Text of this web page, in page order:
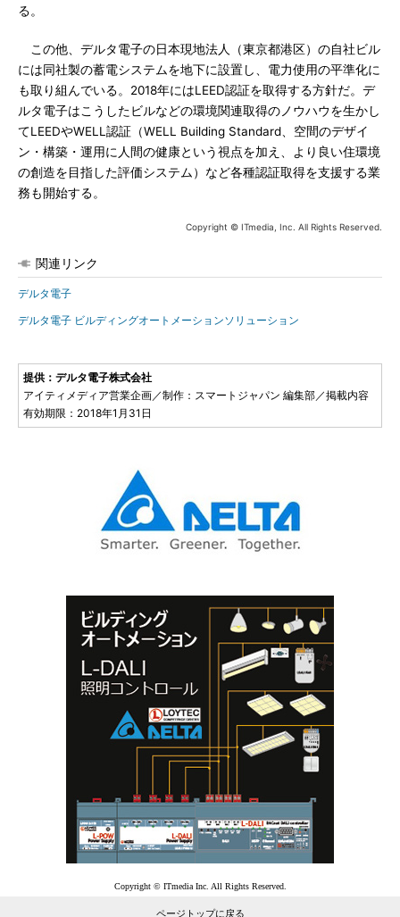
る。
この他、デルタ電子の日本現地法人（東京都港区）の自社ビル
には同社製の蓄電システムを地下に設置し、電力使用の平準化に
も取り組んでいる。2018年にはLEED認証を取得する方針だ。デ
ルタ電子はこうしたビルなどの環境関連取得のノウハウを生かし
てLEEDやWELL認証（WELL Building Standard、空間のデザイ
ン・構築・運用に人間の健康という視点を加え、より良い住環境
の創造を目指した評価システム）など各種認証取得を支援する業
務も開始する。
Copyright © ITmedia, Inc. All Rights Reserved.
関連リンク
デルタ電子
デルタ電子 ビルディングオートメーションソリューション
提供：デルタ電子株式会社
アイティメディア営業企画／制作：スマートジャパン 編集部／掲載内容
有効期限：2018年1月31日
Copyright © ITmedia Inc. All Rights Reserved.
ページトップに戻る